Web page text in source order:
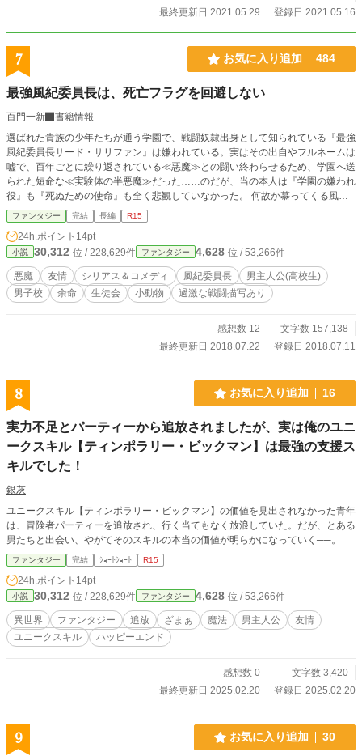
最終更新日 2021.05.29 登録日 2021.05.16
7 お気に入り追加 484
最強風紀委員長は、死亡フラグを回避しない
百門一新
書籍情報
選ばれた貴族の少年たちが通う学園で、戦闘奴隷出身として知られている『最強
風紀委員長サード・サリファン』は嫌われている。実はその出自やフルネームは
嘘で、百年ごとに繰り返されている≪悪魔≫との闘い終わらせるため、学園へ送
られた短命な≪実験体の半悪魔≫だった……のだが、当の本人は『学園の嫌われ
役』も『死ぬための使命』も全く悲観していなかった。 何故か慕ってくる風紀
委員会のメンバーと共に、サードは男同士キャーキャー言い合う現状を「理解し
難い（困惑）」と思いながら違反者をぶっ飛ばし、喧嘩を売ってくる生徒会を相
手にし、――そして半悪魔体としての寿命が迫る中とうとう≪悪魔≫が現われ
る。 【小説家になろう】様にも掲載しております。
ファンタジー 完結 長編 R15
24h.ポイント 14pt
小説 30,312 位 / 228,629件 ファンタジー 4,628 位 / 53,266件
悪魔 友情 シリアス＆コメディ 風紀委員長
男主人公(高校生)
男子校
余命 生徒会 小動物 過激な戦闘描写あり
感想数 12
文字数 157,138
最終更新日 2018.07.22
登録日 2018.07.11
8 お気に入り追加 16
実力不足とパーティーから追放されましたが、実は俺のユニ
ークスキル【ティンポラリー・ビックマン】は最強の支援ス
キルでした！
銀灰
ユニークスキル【ティンポラリー・ビックマン】の価値を見出されなかった青年
は、冒険者パーティーを追放され、行く当てもなく放浪していた。だが、とある
男たちと出会い、やがてそのスキルの本当の価値が明らかになっていく──。
ファンタジー 完結 ｼｮｰﾄｼｮｰﾄ R15
24h.ポイント 14pt
小説 30,312 位 / 228,629件 ファンタジー 4,628 位 / 53,266件
異世界 ファンタジー 追放 ざまぁ 魔法 男主人公
友情
ユニークスキル
ハッピーエンド
感想数 0
文字数 3,420
最終更新日 2025.02.20
登録日 2025.02.20
9 お気に入り追加 30